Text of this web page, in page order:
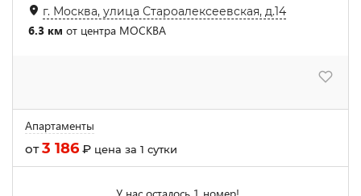
г. Москва, улица Староалексеевская, д.14
6.3 км от центра МОСКВА
Апартаменты
от3 186 ₽ цена за 1 сутки
У нас осталось 1 номер!